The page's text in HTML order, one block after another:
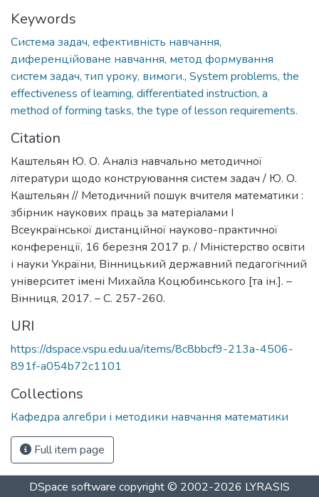
Keywords
Система задач, ефективність навчання,
диференційоване навчання, метод формування
систем задач, тип уроку, вимоги., System problems, the
effectiveness of learning, differentiated instruction, a
method of forming tasks, the type of lesson requirements.
Citation
Каштельян Ю. О. Аналіз навчально методичної
літератури щодо конструювання систем задач / Ю. О.
Каштельян // Методичний пошук вчителя математики :
збірник наукових праць за матеріалами І
Всеукраїнської дистанційної науково-практичної
конференції, 16 березня 2017 р. / Міністерство освіти
і науки України, Вінницький державний педагогічний
університет імені Михайла Коцюбинського [та ін.]. –
Вінниця, 2017. – С. 257-260.
URI
https://dspace.vspu.edu.ua/items/8c8bbcf9-213a-4506-
891f-a054b72c1101
Collections
Кафедра алгебри і методики навчання математики
Full item page
DSpace software copyright © 2002-2026 LYRASIS